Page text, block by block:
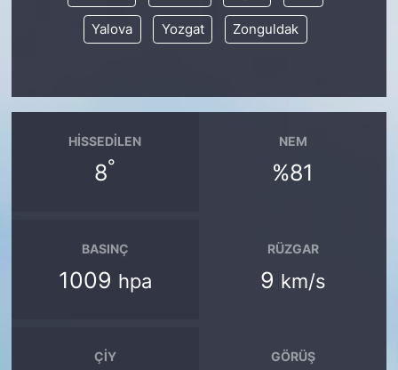
Yalova Yozgat Zonguldak
HISSEDILEN
8°
NEM
%81
BASINÇ
1009 hpa
RÜZGAR
9 km/s
ÇIY GÖRÜŞ